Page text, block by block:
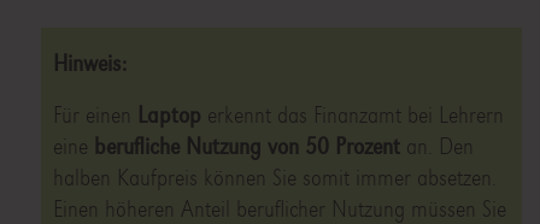
Hinweis:
Für einen Laptop erkennt das Finanzamt bei Lehrern
eine berufliche Nutzung von 50 Prozentan. Den
halben Kaufpreis können Sie somit immer absetzen.
Einen höheren Anteil beruflicher Nutzung müssen Sie